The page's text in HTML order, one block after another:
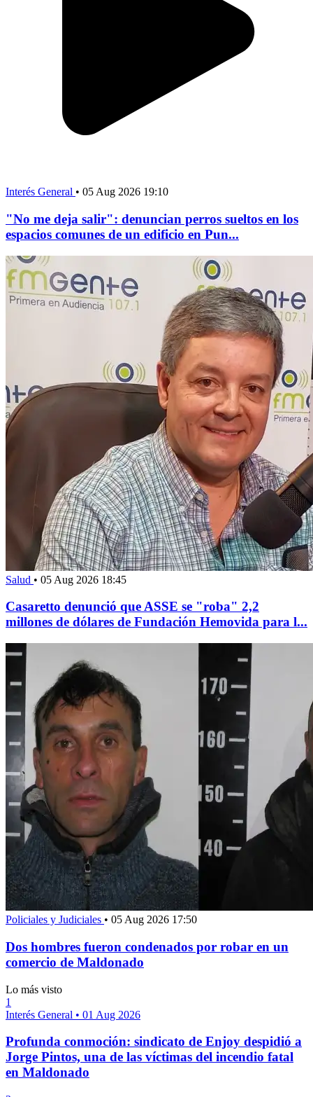
Interés General • 05 Aug 2026 19:10
"No me deja salir": denuncian perros sueltos en los
espacios comunes de un edificio en Pun...
Salud • 05 Aug 2026 18:45
Casaretto denunció que ASSE se "roba" 2,2
millones de dólares de Fundación Hemovida para l...
Policiales y Judiciales • 05 Aug 2026 17:50
Dos hombres fueron condenados por robar en un
comercio de Maldonado
Lo más visto
1
Interés General • 01 Aug 2026
Profunda conmoción: sindicato de Enjoy despidió a
Jorge Pintos, una de las víctimas del incendio fatal
en Maldonado